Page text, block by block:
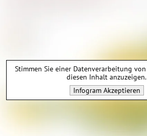
Stimmen Sie einer Datenverarbeitung von
diesen Inhalt anzuzeigen.
InfogramAkzeptieren